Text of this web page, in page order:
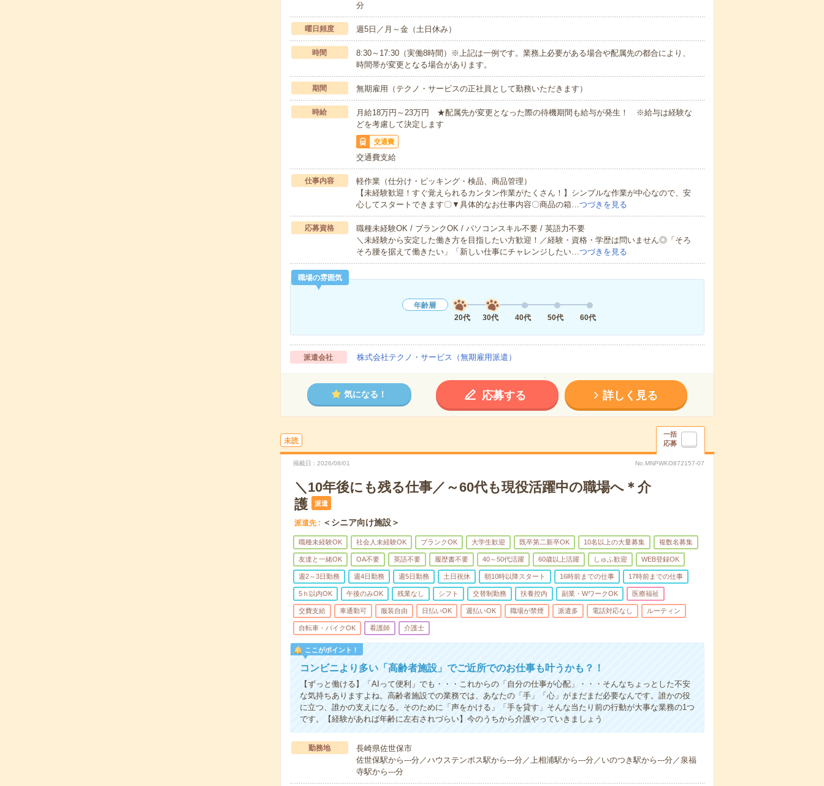
分
曜日頻度 週5日／月～金（土日休み）
時間
8:30～17:30（実働8時間）※上記は一例です。業務上必要がある場合や配属先の都合により、
時間帯が変更となる場合があります。
期間 無期雇用（テクノ・サービスの正社員として勤務いただきます）
時給
月給18万円～23万円 ★配属先が変更となった際の待機期間も給与が発生！ ※給与は経験な
どを考慮して決定します
交通費
交通費支給
仕事内容
軽作業（仕分け・ピッキング・検品、商品管理）
【未経験歓迎！すぐ覚えられるカンタン作業がたくさん！】シンプルな作業が中心なので、安
心してスタートできます〇▼具体的なお仕事内容〇商品の箱…つづきを見る
応募資格
職種未経験OK / ブランクOK / パソコンスキル不要 / 英語力不要
＼未経験から安定した働き方を目指したい方歓迎！／経験・資格・学歴は問いません◎「そろ
そろ腰を据えて働きたい」「新しい仕事にチャレンジしたい…つづきを見る
職場の雰囲気
年齢層
20代
30代 40代 50代 60代
派遣会社 株式会社テクノ・サービス（無期雇用派遣）
気になる！ 応募する 詳しく見る
未読
一括
応募
掲載日 2026/08/01 No.MNPWKO872157-07
＼10年後にも残る仕事／～60代も現役活躍中の職場へ＊介
護
派遣
派遣先 ＜シニア向け施設＞
職種未経験OK 社会人未経験OK ブランクOK 大学生歓迎 既卒第二新卒OK 10名以上の大量募集 複数名募集
友達と一緒OK OA不要 英語不要 履歴書不要 40～50代活躍 60歳以上活躍 しゅふ歓迎 WEB登録OK
週2～3日勤務 週4日勤務 週5日勤務 土日祝休 朝10時以降スタート 16時前までの仕事 17時前までの仕事
5ｈ以内OK 午後のみOK 残業なし シフト 交替制勤務 扶養控内 副業・WワークOK 医療福祉
交費支給 車通勤可 服装自由 日払いOK 週払いOK 職場が禁煙 派遣多 電話対応なし ルーティン
自転車・バイクOK 看護師 介護士
ここがポイント！
コンビニより多い「高齢者施設」でご近所でのお仕事も叶うかも？！
【ずっと働ける】「AIって便利」でも・・・これからの「自分の仕事が心配」・・・そんなちょっとした不安
な気持ちありますよね。高齢者施設での業務では、あなたの「手」「心」がまだまだ必要なんです。誰かの役
に立つ、誰かの支えになる。そのために「声をかける」「手を貸す」そんな当たり前の行動が大事な業務の1つ
です。【経験があれば年齢に左右されづらい】今のうちから介護やっていきましょう
勤務地
長崎県佐世保市
佐世保駅から---分／ハウステンボス駅から---分／上相浦駅から---分／いのつき駅から---分／泉福
寺駅から---分